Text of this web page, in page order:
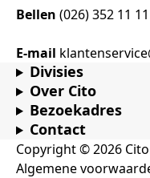
Bellen (026) 352 11 11
E-mail
Divisies
Over Cito
Bezoekadres
Contact
Copyright © 2026
Algemene